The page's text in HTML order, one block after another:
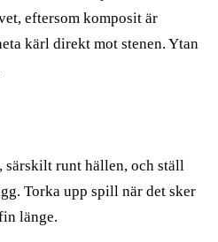
eftersom komposit är
kärl direkt mot stenen. Ytan
särskilt runt hällen, och ställ
Torka upp spill när det sker
länge.